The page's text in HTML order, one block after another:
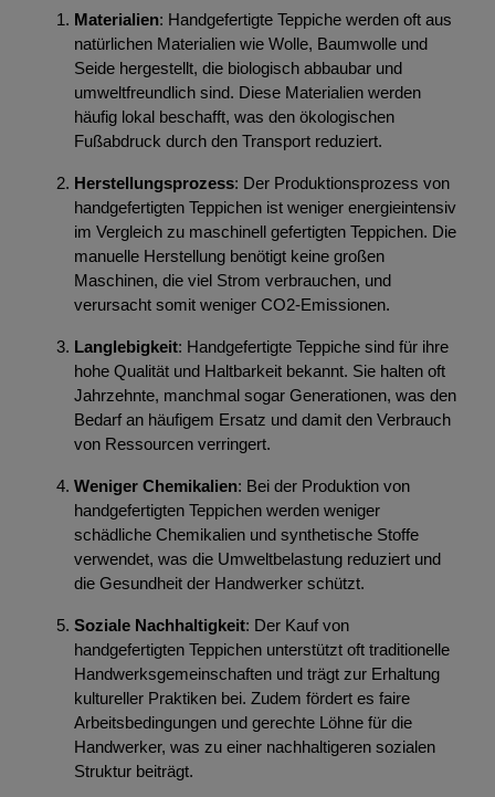
Materialien: Handgefertigte Teppiche werden oft aus
natürlichen Materialien wie Wolle, Baumwolle und
Seide hergestellt, die biologisch abbaubar und
umweltfreundlich sind. Diese Materialien werden
häufig lokal beschafft, was den ökologischen
Fußabdruck durch den Transport reduziert.
Herstellungsprozess: Der Produktionsprozess von
handgefertigten Teppichen ist weniger energieintensiv
im Vergleich zu maschinell gefertigten Teppichen. Die
manuelle Herstellung benötigt keine großen
Maschinen, die viel Strom verbrauchen, und
verursacht somit weniger CO2-Emissionen.
Langlebigkeit: Handgefertigte Teppiche sind für ihre
hohe Qualität und Haltbarkeit bekannt. Sie halten oft
Jahrzehnte, manchmal sogar Generationen, was den
Bedarf an häufigem Ersatz und damit den Verbrauch
von Ressourcen verringert.
Weniger Chemikalien: Bei der Produktion von
handgefertigten Teppichen werden weniger
schädliche Chemikalien und synthetische Stoffe
verwendet, was die Umweltbelastung reduziert und
die Gesundheit der Handwerker schützt.
Soziale Nachhaltigkeit: Der Kauf von
handgefertigten Teppichen unterstützt oft traditionelle
Handwerksgemeinschaften und trägt zur Erhaltung
kultureller Praktiken bei. Zudem fördert es faire
Arbeitsbedingungen und gerechte Löhne für die
Handwerker, was zu einer nachhaltigeren sozialen
Struktur beiträgt.